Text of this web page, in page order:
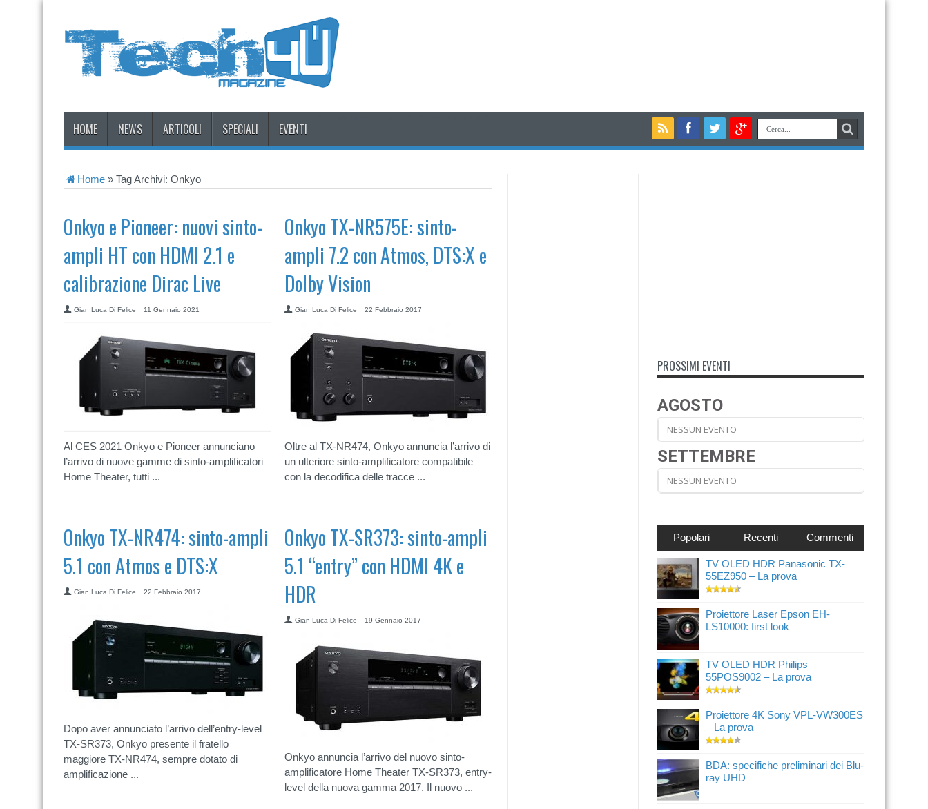
HOME NEWS ARTICOLI SPECIALI EVENTI
Home » Tag Archivi: Onkyo
Onkyo e Pioneer: nuovi sinto-
ampli HT con HDMI 2.1 e
calibrazione Dirac Live
Gian Luca Di Felice 11 Gennaio 2021
Al CES 2021 Onkyo e Pioneer annunciano
l’arrivo di nuove gamme di sinto-amplificatori
Home Theater, tutti ...
Onkyo TX-NR575E: sinto-
ampli 7.2 con Atmos, DTS:X e
Dolby Vision
Gian Luca Di Felice 22 Febbraio 2017
Oltre al TX-NR474, Onkyo annuncia l’arrivo di
un ulteriore sinto-amplificatore compatibile
con la decodifica delle tracce ...
Onkyo TX-NR474: sinto-ampli
5.1 con Atmos e DTS:X
Gian Luca Di Felice 22 Febbraio 2017
Dopo aver annunciato l’arrivo dell’entry-level
TX-SR373, Onkyo presente il fratello
maggiore TX-NR474, sempre dotato di
amplificazione ...
Onkyo TX-SR373: sinto-ampli
5.1 “entry” con HDMI 4K e
HDR
Gian Luca Di Felice 19 Gennaio 2017
Onkyo annuncia l’arrivo del nuovo sinto-
amplificatore Home Theater TX-SR373, entry-
level della nuova gamma 2017. Il nuovo ...
PROSSIMI EVENTI
AGOSTO
NESSUN EVENTO
SETTEMBRE
NESSUN EVENTO
Popolari Recenti Commenti
TV OLED HDR Panasonic TX-
55EZ950 – La prova
Proiettore Laser Epson EH-
LS10000: first look
TV OLED HDR Philips
55POS9002 – La prova
Proiettore 4K Sony VPL-VW300ES
– La prova
BDA: specifiche preliminari dei Blu-
ray UHD